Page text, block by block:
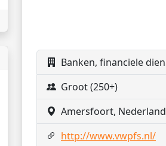
Groot (250+)
Amersfoort, Nederland
http://www.vwpfs.nl/